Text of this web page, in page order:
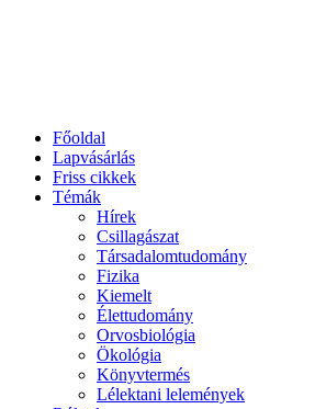
Főoldal
Lapvásárlás
Friss cikkek
Témák
Hírek
Csillagászat
Társadalomtudomány
Fizika
Kiemelt
Élettudomány
Orvosbiológia
Ökológia
Könyvtermés
Lélektani lelemények